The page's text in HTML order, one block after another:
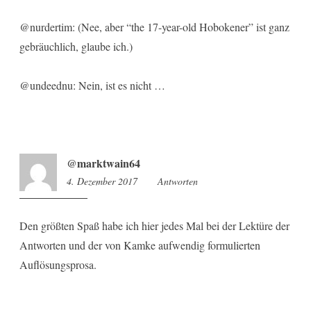
@nurdertim: (Nee, aber “the 17-year-old Hobokener” ist ganz
gebräuchlich, glaube ich.)
@undeednu: Nein, ist es nicht …
@marktwain64
4. Dezember 2017 21:40
Antworten
Den größten Spaß habe ich hier jedes Mal bei der Lektüre der
Antworten und der von Kamke aufwendig formulierten
Auflösungsprosa.